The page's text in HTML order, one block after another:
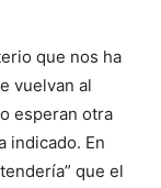
que nos ha
vuelvan al
esperan otra
indicado. En
que el